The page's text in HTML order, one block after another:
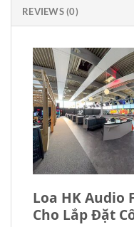
REVIEWS (0)
Loa HK Audio
Cho Lắp Đặt